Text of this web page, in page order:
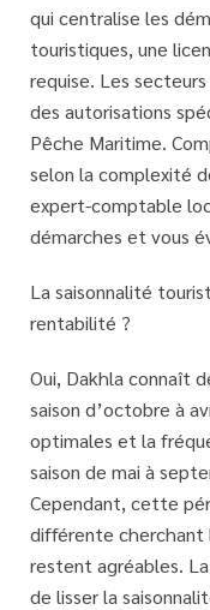
qui centralise les
touristiques, une
requise. Les
des autorisations
Pêche Maritime.
selon la complexité
expert-comptable
démarches et vous
La saisonnalité
rentabilité ?
Oui, Dakhla connaît
saison d’octobre à
optimales et la
saison de mai à
Cependant, cette
différente
restent agréables.
de lisser la